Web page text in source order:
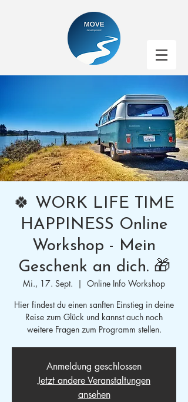
🍀 WORK LIFE TIME
HAPPINESS Online
Workshop - Mein
Geschenk an dich. 🎁
Mi., 17. Sept.
  |
Online Info Workshop
Hier findest du einen sanften Einstieg in deine
Reise zum Glück und kannst auch noch
weitere Fragen zum Programm stellen.
Anmeldung geschlossen
Jetzt andere Veranstaltungen
ansehen